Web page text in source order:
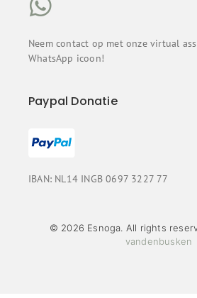
Neem contact op met onze virtual
WhatsApp icoon!
Paypal Donatie
IBAN: NL14 INGB 0697 3227 77
© 2026 Esnoga. All rights
vandenbusken